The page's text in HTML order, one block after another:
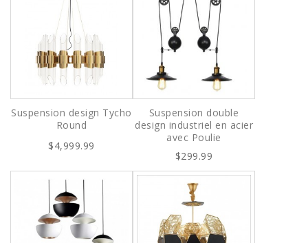
Suspension design Tycho
Round
$4,999.99
Suspension double
design industriel en acier
avec Poulie
$299.99